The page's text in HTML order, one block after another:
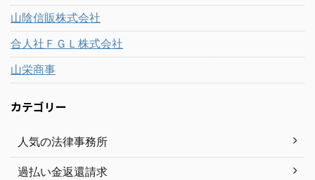
山陰信販株式会社
合人社ＦＧＬ株式会社
山栄商事
カテゴリー
人気の法律事務所
過払い金返還請求